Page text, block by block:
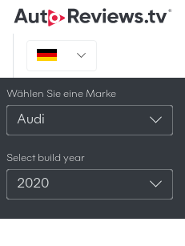
Wählen Sie eine Marke
Audi
Select build year
2020